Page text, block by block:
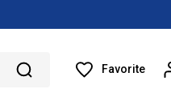
Favorite